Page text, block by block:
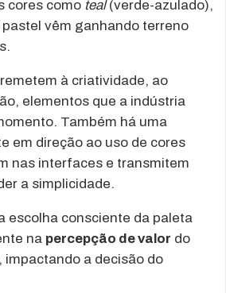
cores como teal(verde-azulado),
vêm ganhando terreno
à criatividade, ao
elementos que a indústria
Também há uma
em direção ao uso de cores
nas interfaces e transmitem
a simplicidade.
escolha consciente da paleta
na percepção de valor do
impactando a decisão do